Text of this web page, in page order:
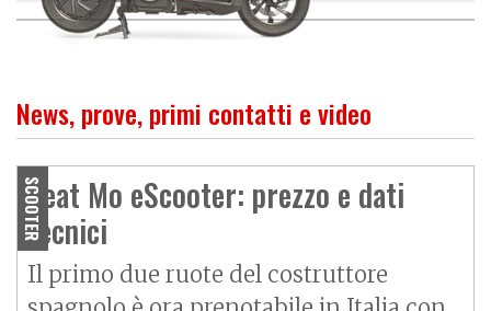
News, prove, primi contatti e video
SCOOTER
Seat Mo eScooter: prezzo e dati
tecnici
Il primo due ruote del costruttore